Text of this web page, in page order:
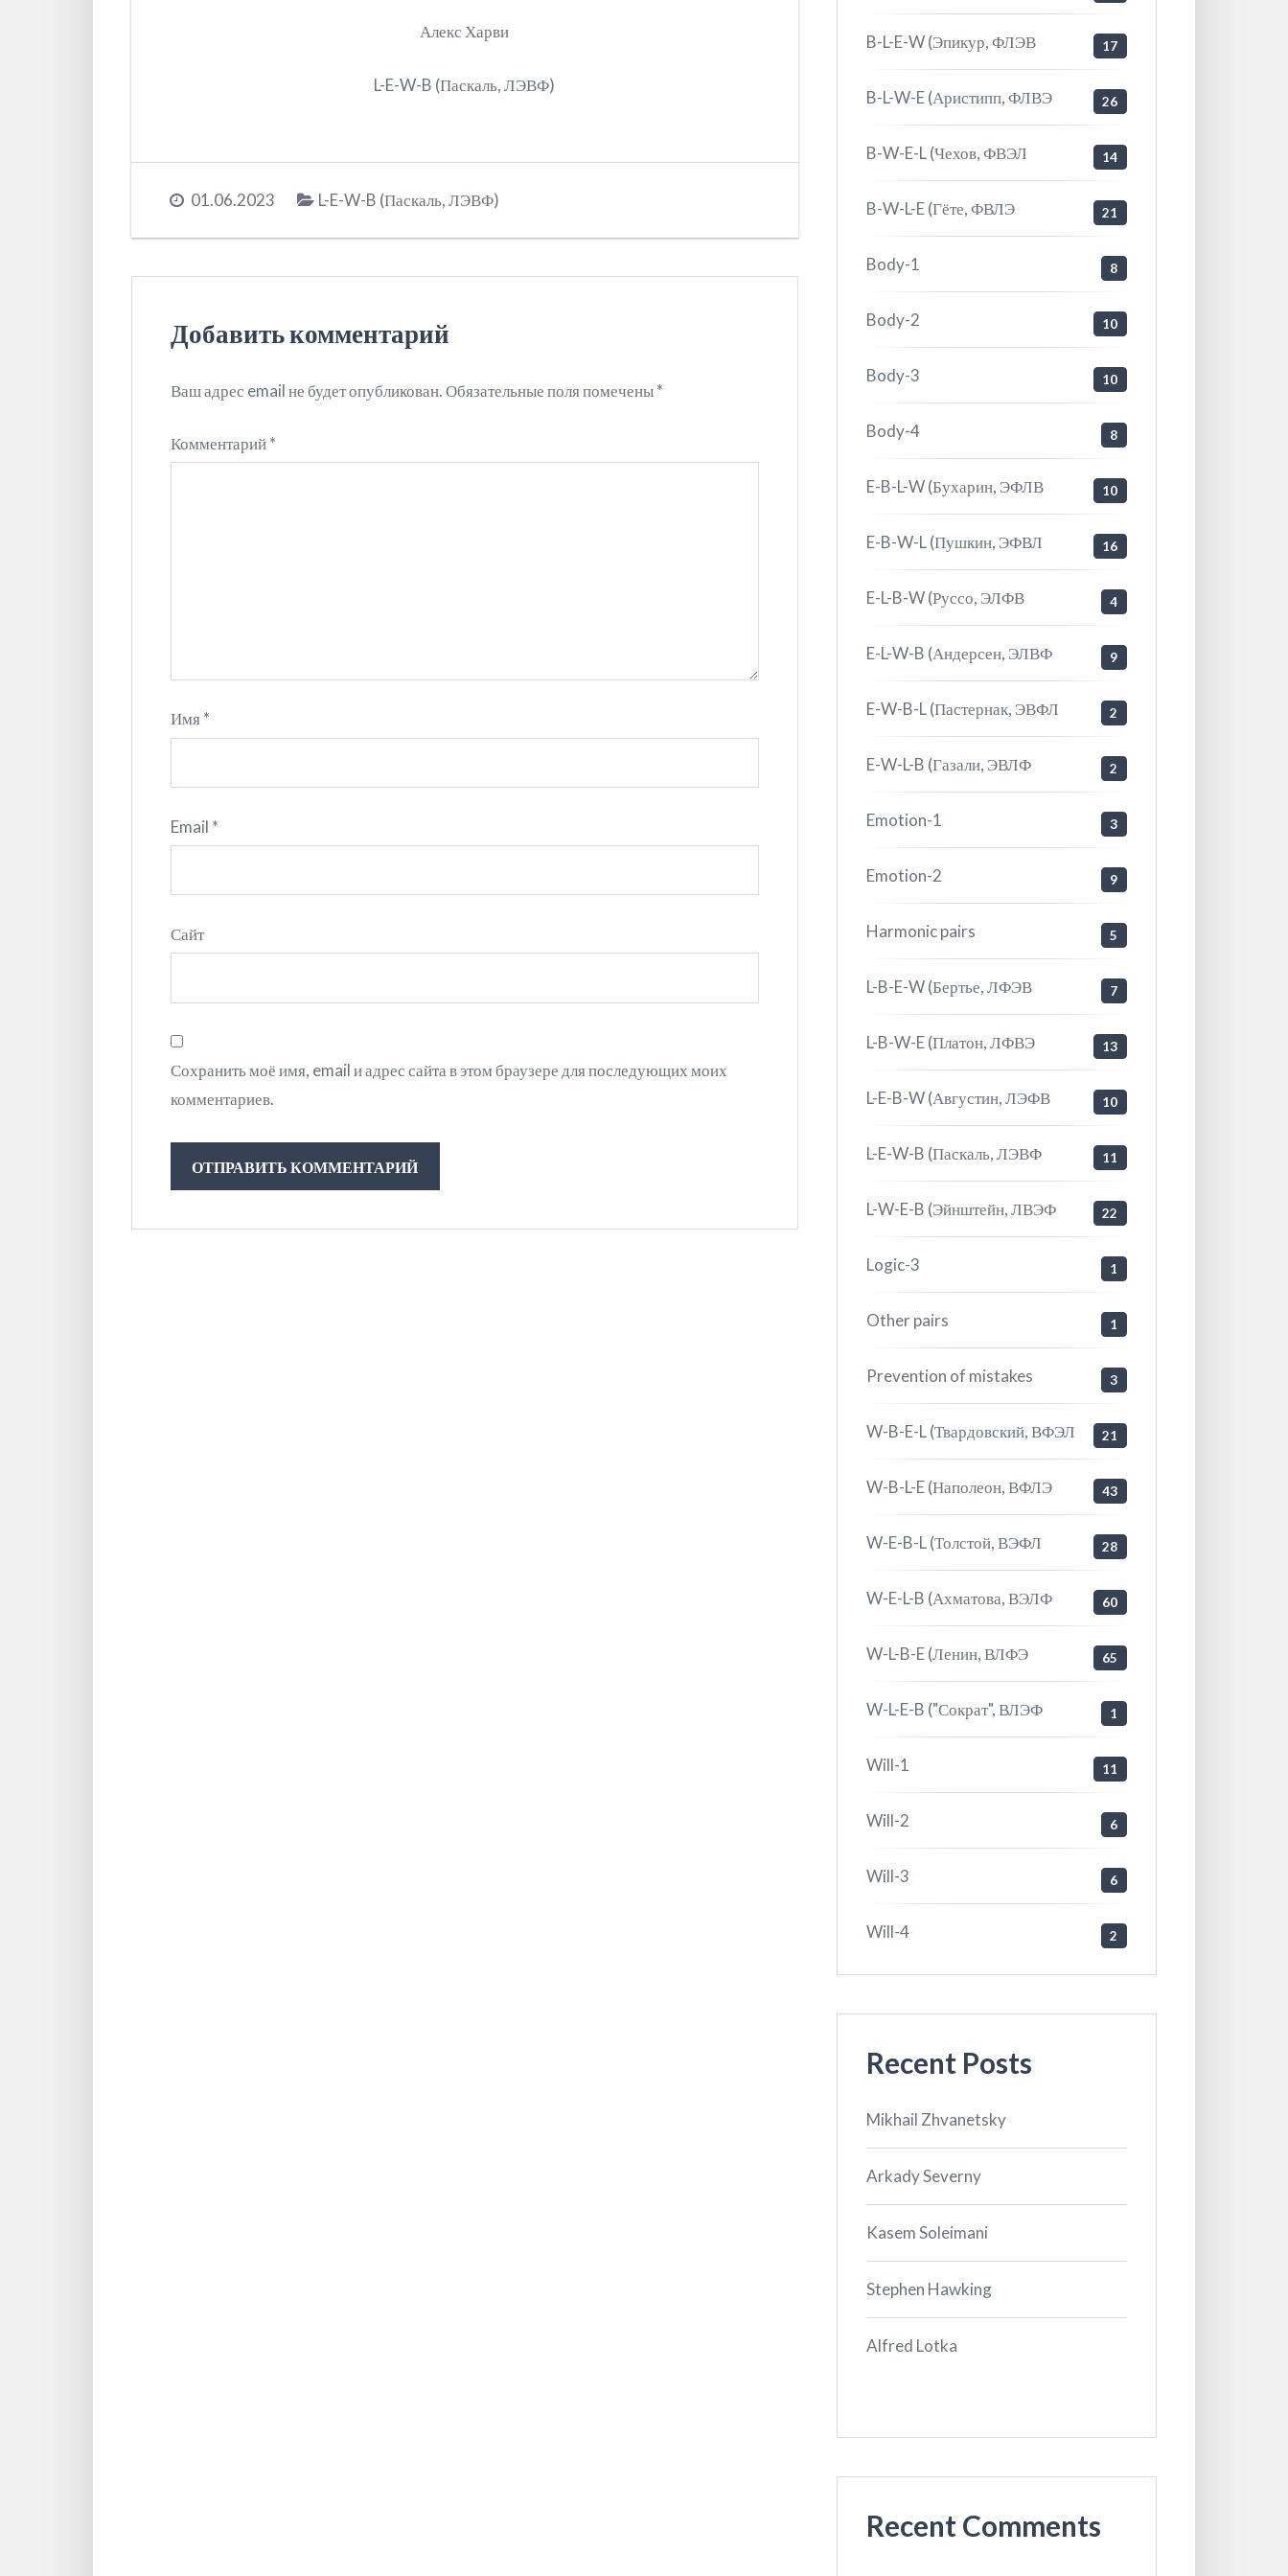
Алекс Харви
L-E-W-B (Паскаль, ЛЭВФ)
01.06.2023 L-E-W-B (Паскаль, ЛЭВФ)
Добавить комментарий
Ваш адрес email не будет опубликован.Обязательные поля помечены*
Комментарий*
Имя*
Email *
Сайт
Сохранить моё имя, email и адрес сайта в этом браузере для последующих моих
комментариев.
B-L-E-W (Эпикур, ФЛЭВ 17
B-L-W-E (Аристипп, ФЛВЭ 26
B-W-E-L (Чехов, ФВЭЛ 14
B-W-L-E (Гёте, ФВЛЭ 21
Body-1 8
Body-2 10
Body-3 10
Body-4 8
E-B-L-W (Бухарин, ЭФЛВ 10
E-B-W-L (Пушкин, ЭФВЛ 16
E-L-B-W (Руссо, ЭЛФВ 4
E-L-W-B (Андерсен, ЭЛВФ 9
E-W-B-L (Пастернак, ЭВФЛ 2
E-W-L-B (Газали, ЭВЛФ 2
Emotion-1 3
Emotion-2 9
Harmonic pairs 5
L-B-E-W (Бертье, ЛФЭВ 7
L-B-W-E (Платон, ЛФВЭ 13
L-E-B-W (Августин, ЛЭФВ 10
L-E-W-B (Паскаль, ЛЭВФ 11
L-W-E-B (Эйнштейн, ЛВЭФ 22
Logic-3 1
Other pairs 1
Prevention of mistakes 3
W-B-E-L (Твардовский, ВФЭЛ 21
W-B-L-E (Наполеон, ВФЛЭ 43
W-E-B-L (Толстой, ВЭФЛ 28
W-E-L-B (Ахматова, ВЭЛФ 60
W-L-B-E (Ленин, ВЛФЭ 65
W-L-E-B ("Сократ", ВЛЭФ 1
Will-1 11
Will-2 6
Will-3 6
Will-4 2
Recent Posts
Mikhail Zhvanetsky
Arkady Severny
Kasem Soleimani
Stephen Hawking
Alfred Lotka
Recent Comments